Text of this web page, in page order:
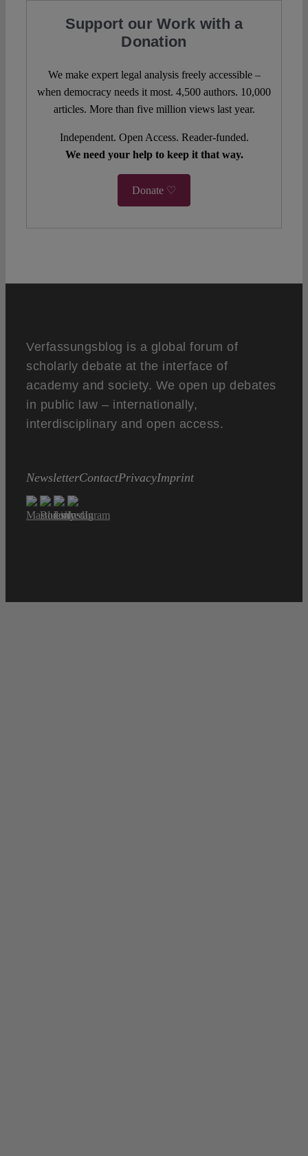
Support our Work with a
Donation
We make expert legal analysis freely accessible –
when democracy needs it most. 4,500 authors. 10,000
articles. More than five million views last year.
Independent. Open Access. Reader-funded.
We need your help to keep it that way.
Donate ♡
Verfassungsblog is a global forum of
scholarly debate at the interface of
academy and society. We open up debates
in public law – internationally,
interdisciplinary and open access.
NewsletterContactPrivacyImprint